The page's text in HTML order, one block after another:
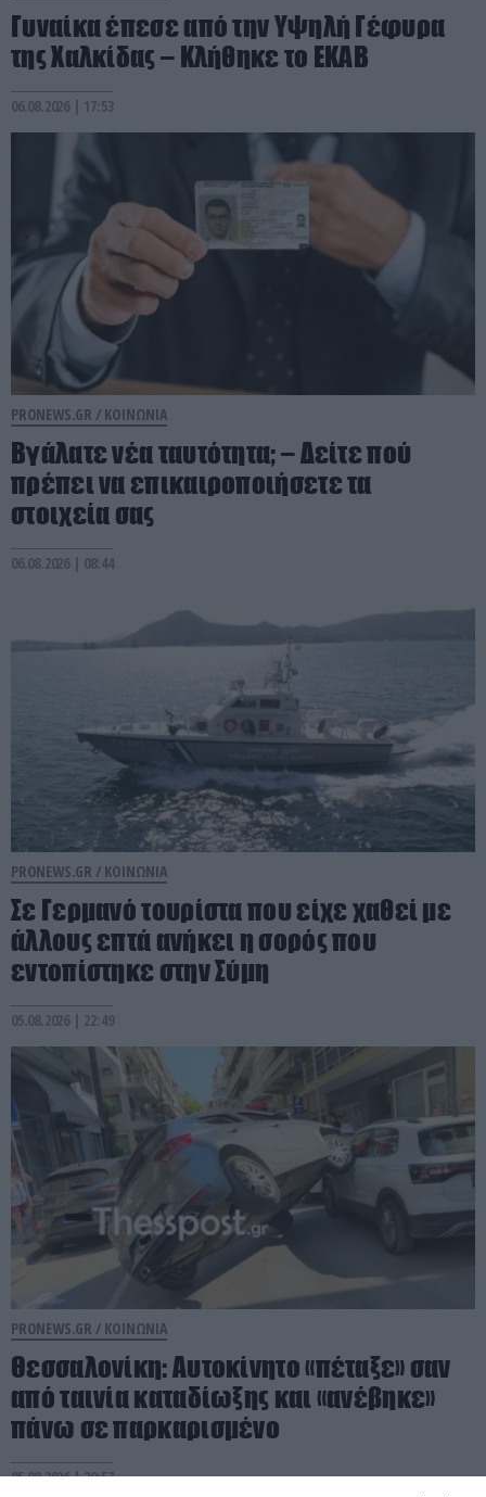
Γυναίκα έπεσε από την Υψηλή Γέφυρα
της Χαλκίδας – Κλήθηκε το ΕΚΑΒ
06.08.2026 | 17:53
PRONEWS.GR / ΚΟΙΝΩΝΙΑ
Βγάλατε νέα ταυτότητα; – Δείτε πού
πρέπει να επικαιροποιήσετε τα
στοιχεία σας
06.08.2026 | 08:44
PRONEWS.GR / ΚΟΙΝΩΝΙΑ
Σε Γερμανό τουρίστα που είχε χαθεί με
άλλους επτά ανήκει η σορός που
εντοπίστηκε στην Σύμη
05.08.2026 | 22:49
PRONEWS.GR / ΚΟΙΝΩΝΙΑ
Θεσσαλονίκη: Αυτοκίνητο «πέταξε» σαν
από ταινία καταδίωξης και «ανέβηκε»
πάνω σε παρκαρισμένο
05.08.2026 | 20:57